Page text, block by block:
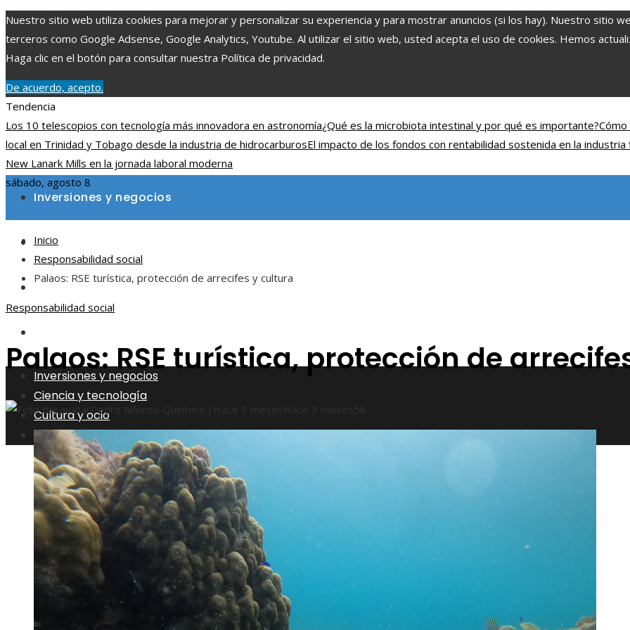
Nuestro sitio web utiliza cookies para mejorar y personalizar su experiencia y para mostrar anuncios (si los hay). Nuestro sitio
terceros como Google Adsense, Google Analytics, Youtube. Al utilizar el sitio web, usted acepta el uso de cookies. Hemos
Haga clic en el botón para consultar nuestra Política de privacidad.
De acuerdo, acepto.
Tendencia
Los 10 telescopios con tecnología más innovadora en astronomía¿Qué es la microbiota intestinal y por qué es importante?
local en Trinidad y Tobago desde la industria de hidrocarburosEl impacto de los fondos con rentabilidad sostenida en la industria
New Lanark Mills en la jornada laboral moderna
sábado, agosto 8
Inversiones y negocios
Ciencia y tecnología
Cultura y ocio
Inversiones y negocios
Ciencia y tecnología
Cultura y ocio
Responsabilidad social
Inicio
Responsabilidad social
Palaos: RSE turística, protección de arrecifes y cultura
Responsabilidad social
Palaos: RSE turística, protección de
Pedro Alfonso Quintero J. Hace 3 meses Hace 3 meses